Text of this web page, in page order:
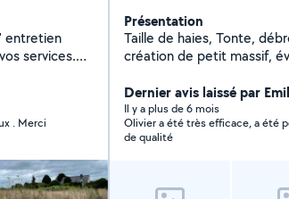
services.
des
Présentation
Taille de haies, Tonte,
création de petit massif,
nécessaire pour l'entretien
si besoin
Dernier avis laissé par
Il y a plus de 6 mois
Olivier a été très efficace, a été
de qualité